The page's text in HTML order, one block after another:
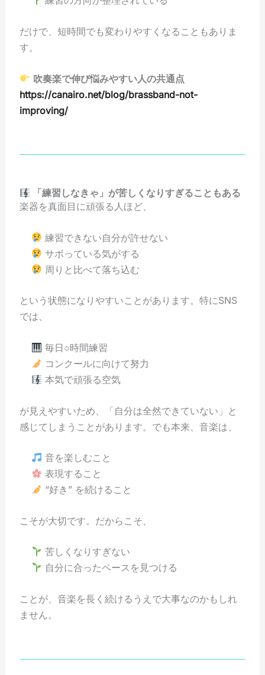
だけで、短時間でも変わりやすくなることもありま
す。
吹奏楽で伸び悩みやすい人の共通点
https://canairo.net/blog/brassband-not-
improving/
「練習しなきゃ」が苦しくなりすぎることもある
楽器を真面目に頑張る人ほど、
練習できない自分が許せない
サボっている気がする
周りと比べて落ち込む
という状態になりやすいことがあります。特にSNS
では、
毎日○時間練習
コンクールに向けて努力
本気で頑張る空気
が見えやすいため、「自分は全然できていない」と
感じてしまうことがあります。でも本来、音楽は、
音を楽しむこと
表現すること
“好き” を続けること
こそが大切です。だからこそ、
苦しくなりすぎない
自分に合ったペースを見つける
ことが、音楽を長く続けるうえで大事なのかもしれ
ません。